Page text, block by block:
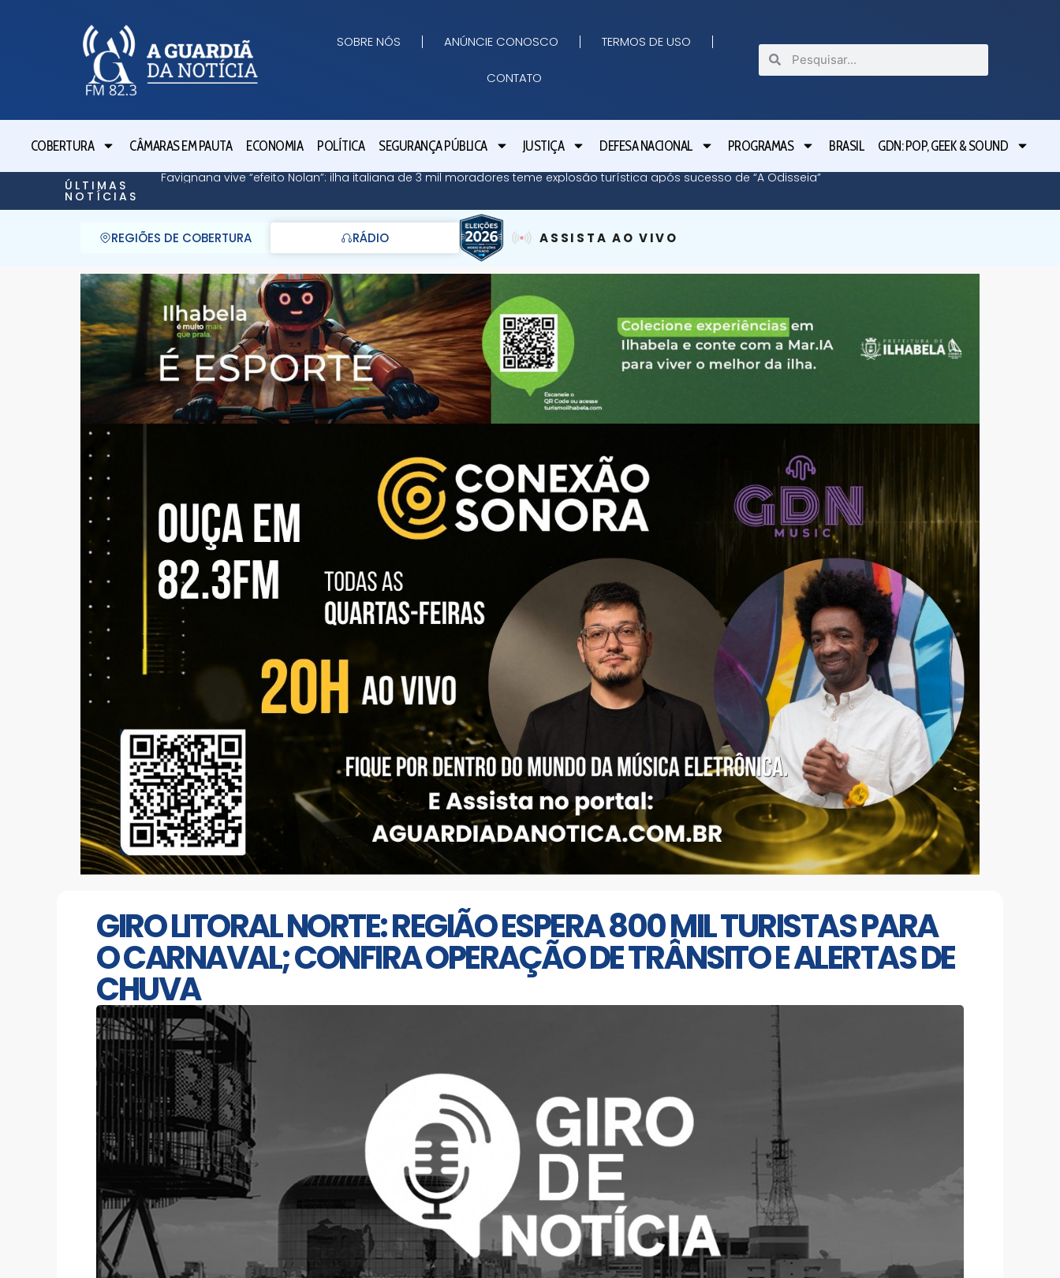
SOBRE NÓS ANÚNCIE CONOSCO TERMOS DE USO
CONTATO
COBERTURA CÂMARAS EM PAUTA ECONOMIA POLÍTICA SEGURANÇA PÚBLICA JUSTIÇA DEFESA NACIONAL PROGRAMAS BRASIL GDN: POP, GEEK & SOUND
ÚLTIMAS
NOTÍCIAS
Favignana vive “efeito Nolan”: ilha italiana de 3 mil moradores teme explosão turística após sucesso de “A Odisseia” Lula
REGIÕES DE COBERTURA RÁDIO ASSISTA AO VIVO
GIRO LITORAL NORTE: REGIÃO ESPERA 800 MIL TURISTAS PARA
O CARNAVAL; CONFIRA OPERAÇÃO DE TRÂNSITO E ALERTAS DE
CHUVA